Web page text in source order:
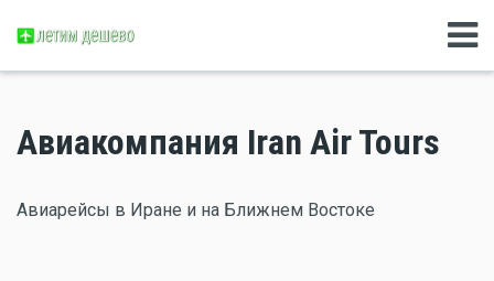
Авиакомпания Iran Air Tours
Авиарейсы в Иране и на Ближнем Востоке